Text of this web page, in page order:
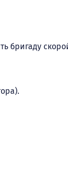
бригаду